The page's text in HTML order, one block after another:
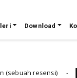
Download
Berita